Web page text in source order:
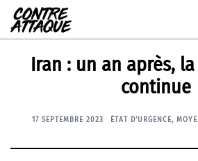
Aller
au
contenu
Iran : un an après,
continue
17 SEPTEMBRE 2023 ÉTAT D'URGENCE,